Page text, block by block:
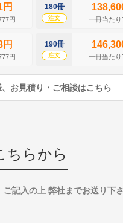
円
円
円
円
180冊
注文 一冊当たり
190冊
注文 一冊当たり
お見積り・ご相談はこちら
ちらから
記入の上 弊社までお送り下さ